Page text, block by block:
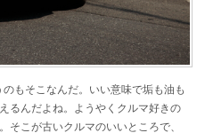
もそこなんだ。いい意味で垢も油も
るんだよね。ようやくクルマ好きの
そこが古いクルマのいいところで、